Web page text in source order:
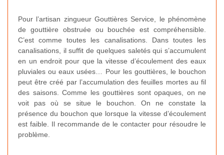
Pour l’artisan zingueur Gouttières Service, le phénomène
de gouttière obstruée ou bouchée est compréhensible.
C’est comme toutes les canalisations. Dans toutes les
canalisations, il suffit de quelques saletés qui s’accumulent
en un endroit pour que la vitesse d’écoulement des eaux
pluviales ou eaux usées… Pour les gouttières, le bouchon
peut être créé par l’accumulation des feuilles mortes au fil
des saisons. Comme les gouttières sont opaques, on ne
voit pas où se situe le bouchon. On ne constate la
présence du bouchon que lorsque la vitesse d’écoulement
est faible. Il recommande de le contacter pour résoudre le
problème.